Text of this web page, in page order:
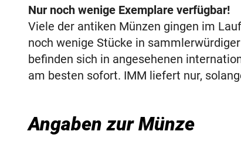
Nur noch wenige Exemplare verfügbar!
Viele der antiken Münzen gingen im
noch wenige Stücke in
befinden sich in angesehenen
am besten sofort. IMM liefert nur,
Angaben zur Münze